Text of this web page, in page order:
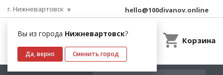
г. Нижневартовск
Вы из города Нижневартовск?
Да, верно Сменить город
hello@100divanov.online
Корзина